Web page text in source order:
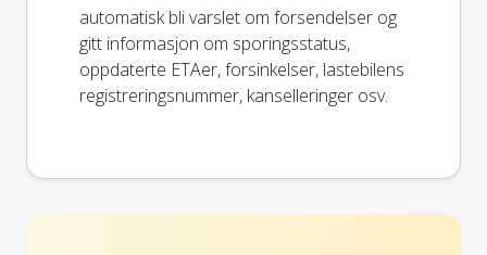
automatisk bli varslet om forsendelser og
gitt informasjon om sporingsstatus,
oppdaterte ETAer, forsinkelser, lastebilens
registreringsnummer, kanselleringer osv.